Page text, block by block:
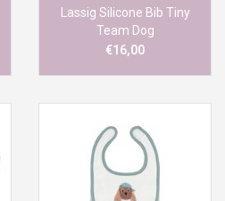
Lassig Silicone Bib Tiny
Team Dog
€16,00